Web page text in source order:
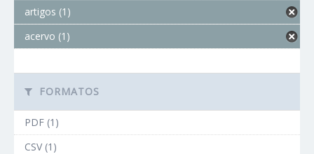
artigos (1)
acervo (1)
FORMATOS
PDF (1)
CSV (1)